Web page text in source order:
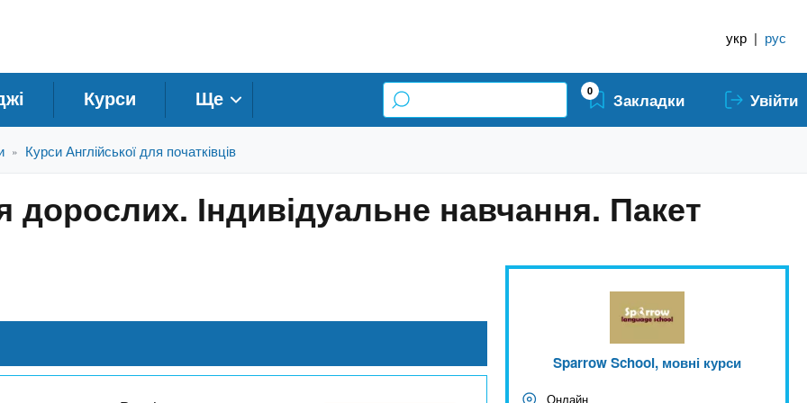
укр | рус
Курси Ще 0 Закладки Увійти
» Курси Англійської для початківців
дорослих. Індивідуальне навчання. Пакет
Sparrow School, мовні курси
Онлайн